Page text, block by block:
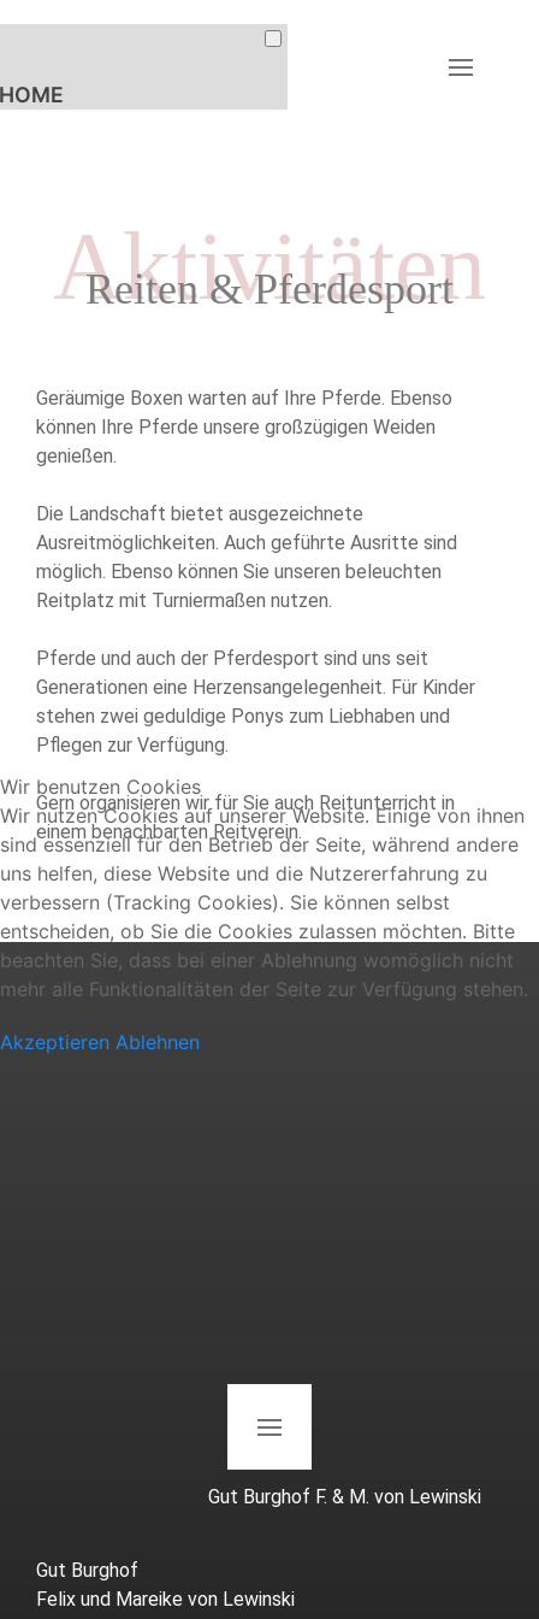
HOME
PREISE & BUCHUNG
AKTIVITÄTEN
PFERDESPORT
EVENTS
RADFAHREN
ANGELN
KULTUR &
JAGEN
SURVIVAL &
BUSHCRAFT
TIERARZTPRAXIS
SEMINARE
KONTAKT
Aktivitäten
Reiten & Pferdesport
Geräumige Boxen warten auf Ihre Pferde. Ebenso
können Ihre Pferde unsere großzügigen Weiden
genießen.
Die Landschaft bietet ausgezeichnete
Ausreitmöglichkeiten. Auch geführte Ausritte sind
möglich. Ebenso können Sie unseren beleuchten
Reitplatz mit Turniermaßen nutzen.
Pferde und auch der Pferdesport sind uns seit
Generationen eine Herzensangelegenheit. Für Kinder
stehen zwei geduldige Ponys zum Liebhaben und
Pflegen zur Verfügung.
Gern organisieren wir für Sie auch Reitunterricht in
einem benachbarten Reitverein.
Wir benutzen Cookies
Wir nutzen Cookies auf unserer Website. Einige von ihnen
sind essenziell für den Betrieb der Seite, während andere
uns helfen, diese Website und die Nutzererfahrung zu
verbessern (Tracking Cookies). Sie können selbst
entscheiden, ob Sie die Cookies zulassen möchten. Bitte
beachten Sie, dass bei einer Ablehnung womöglich nicht
mehr alle Funktionalitäten der Seite zur Verfügung stehen.
Akzeptieren Ablehnen
Gut Burghof
Felix und Mareike von Lewinski
Gut Burghof F. & M. von Lewinski